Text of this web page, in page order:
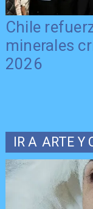
Chile
minerales
2026
IR A ARTE Y